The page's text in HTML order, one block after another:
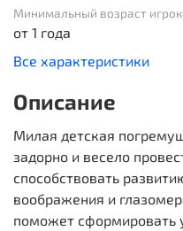
Минимальный возраст
от 1 года
Все характеристики
Описание
Милая детская
задорно и весело
способствовать
воображения и
поможет сформировать